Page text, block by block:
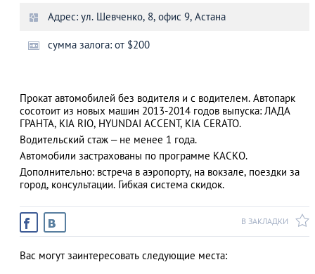
Адрес: ул. Шевченко, 8, офис 9, Астана
сумма залога: от $200
Прокат автомобилей без водителя и с водителем. Автопарк
сосотоит из новых машин 2013-2014 годов выпуска: ЛАДА
ГРАНТА, KIA RIO, HYUNDAI ACCENT, KIA CERATO.
Водительский стаж – не менее 1 года.
Автомобили застрахованы по программе КАСКО.
Дополнительно: встреча в аэропорту, на вокзале, поездки за
город, консультации. Гибкая система скидок.
В ЗАКЛАДКИ
Вас могут заинтересовать следующие места: